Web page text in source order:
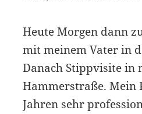
Heute Morgen dann
mit meinem Vater in
Danach Stippvisite in
Hammerstraße. Mein
Jahren sehr